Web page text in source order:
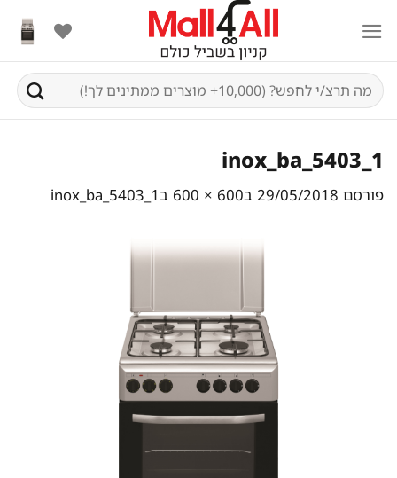
content
חיפוש
עבור:
inox_ba_5403_1
פורסם 29/05/2018 ב600 × 600 בinox_ba_5403_1